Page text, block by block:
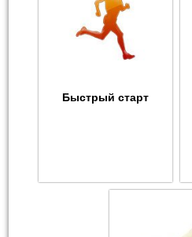
Быстрый старт